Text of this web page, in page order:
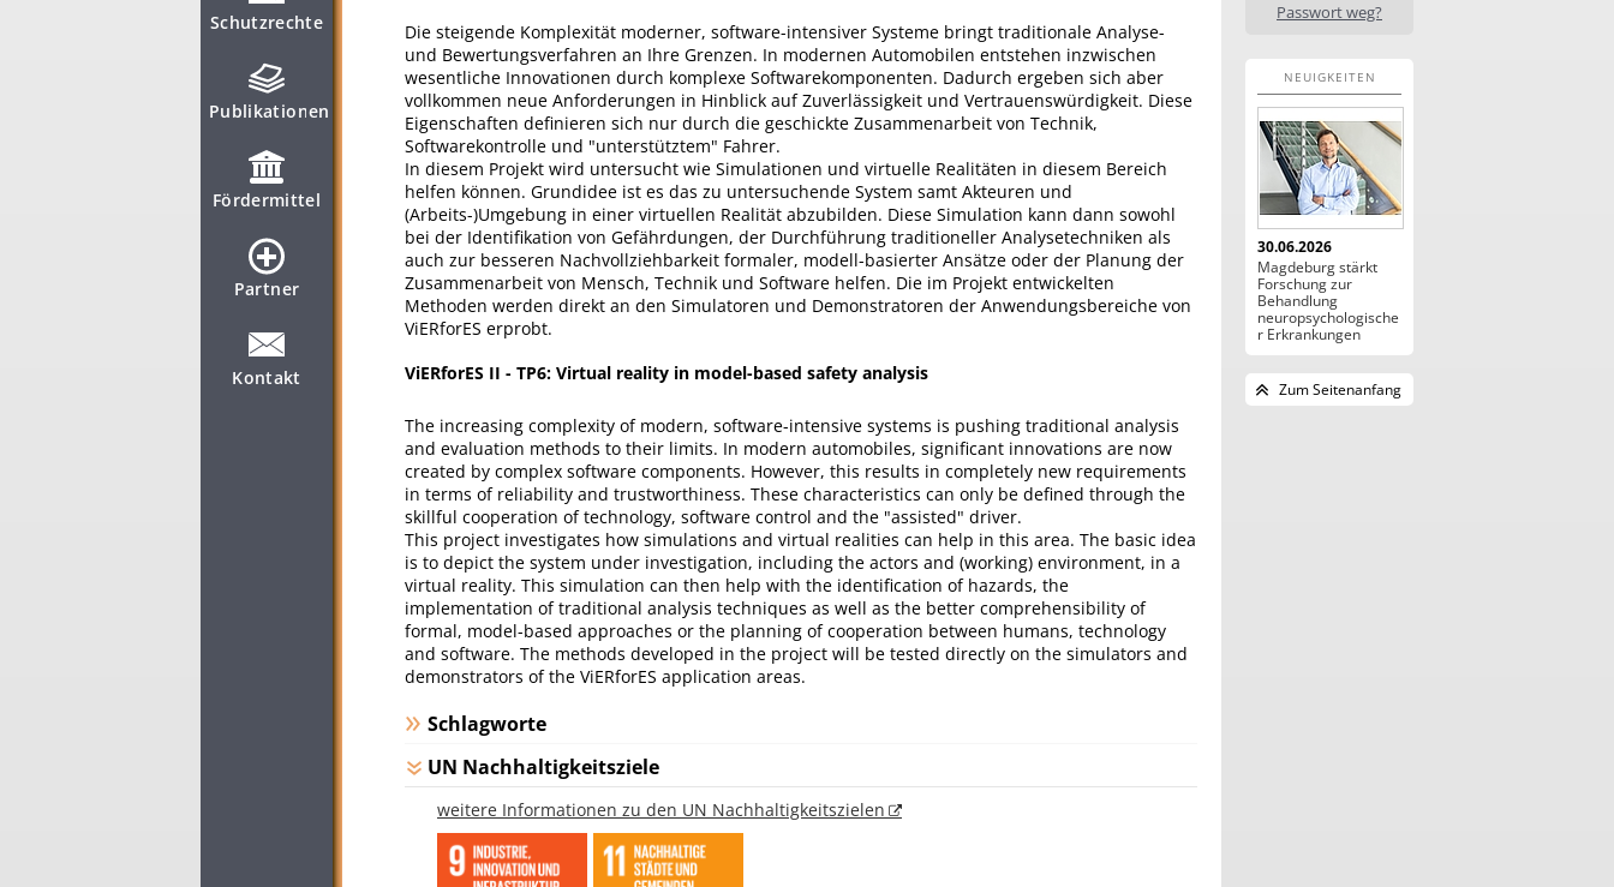
Schutzrechte
Publikationen
Fördermittel
Partner
Kontakt
Die steigende Komplexität moderner, software-intensiver Systeme bringt traditionale Analyse-
und Bewertungsverfahren an Ihre Grenzen. In modernen Automobilen entstehen inzwischen
wesentliche Innovationen durch komplexe Softwarekomponenten. Dadurch ergeben sich aber
vollkommen neue Anforderungen in Hinblick auf Zuverlässigkeit und Vertrauenswürdigkeit. Diese
Eigenschaften definieren sich nur durch die geschickte Zusammenarbeit von Technik,
Softwarekontrolle und "unterstütztem" Fahrer.
In diesem Projekt wird untersucht wie Simulationen und virtuelle Realitäten in diesem Bereich
helfen können. Grundidee ist es das zu untersuchende System samt Akteuren und
(Arbeits-)Umgebung in einer virtuellen Realität abzubilden. Diese Simulation kann dann sowohl
bei der Identifikation von Gefährdungen, der Durchführung traditioneller Analysetechniken als
auch zur besseren Nachvollziehbarkeit formaler, modell-basierter Ansätze oder der Planung der
Zusammenarbeit von Mensch, Technik und Software helfen. Die im Projekt entwickelten
Methoden werden direkt an den Simulatoren und Demonstratoren der Anwendungsbereiche von
ViERforES erprobt.
ViERforES II - TP6: Virtual reality in model-based safety analysis
The increasing complexity of modern, software-intensive systems is pushing traditional analysis
and evaluation methods to their limits. In modern automobiles, significant innovations are now
created by complex software components. However, this results in completely new requirements
in terms of reliability and trustworthiness. These characteristics can only be defined through the
skillful cooperation of technology, software control and the "assisted" driver.
This project investigates how simulations and virtual realities can help in this area. The basic idea
is to depict the system under investigation, including the actors and (working) environment, in a
virtual reality. This simulation can then help with the identification of hazards, the
implementation of traditional analysis techniques as well as the better comprehensibility of
formal, model-based approaches or the planning of cooperation between humans, technology
and software. The methods developed in the project will be tested directly on the simulators and
demonstrators of the ViERforES application areas.
Schlagworte
UN Nachhaltigkeitsziele
weitere Informationen zu den UN Nachhaltigkeitszielen
Passwort weg?
NEUIGKEITEN
30.06.2026
Magdeburg stärkt
Forschung zur
Behandlung
neuropsychologische
r Erkrankungen
Zum Seitenanfang